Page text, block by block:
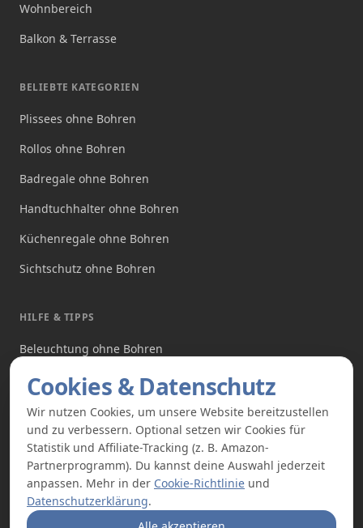
Wohnbereich
Balkon & Terrasse
BELIEBTE KATEGORIEN
Plissees ohne Bohren
Rollos ohne Bohren
Badregale ohne Bohren
Handtuchhalter ohne Bohren
Küchenregale ohne Bohren
Sichtschutz ohne Bohren
HILFE & TIPPS
Beleuchtung ohne Bohren
Produkte ohne Bohren
Angebote
Über uns
Cookies & Datenschutz
Wir nutzen Cookies, um unsere Website bereitzustellen
und zu verbessern. Optional setzen wir Cookies für
Statistik und Affiliate-Tracking (z. B. Amazon-
Partnerprogramm). Du kannst deine Auswahl jederzeit
anpassen. Mehr in der Cookie-Richtlinie und
Datenschutzerklärung.